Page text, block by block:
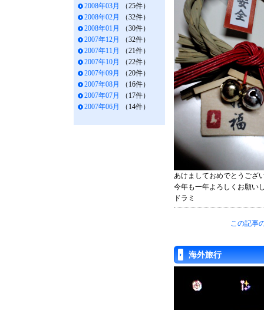
あけましておめでとうござ
今年も一年よろしくお願い
ドラミ
この記事
海外旅行
2008年03月
（25件）
2008年02月
（32件）
2008年01月
（30件）
2007年12月
（32件）
2007年11月
（21件）
2007年10月
（22件）
2007年09月
（20件）
2007年08月
（16件）
2007年07月
（17件）
2007年06月
（14件）